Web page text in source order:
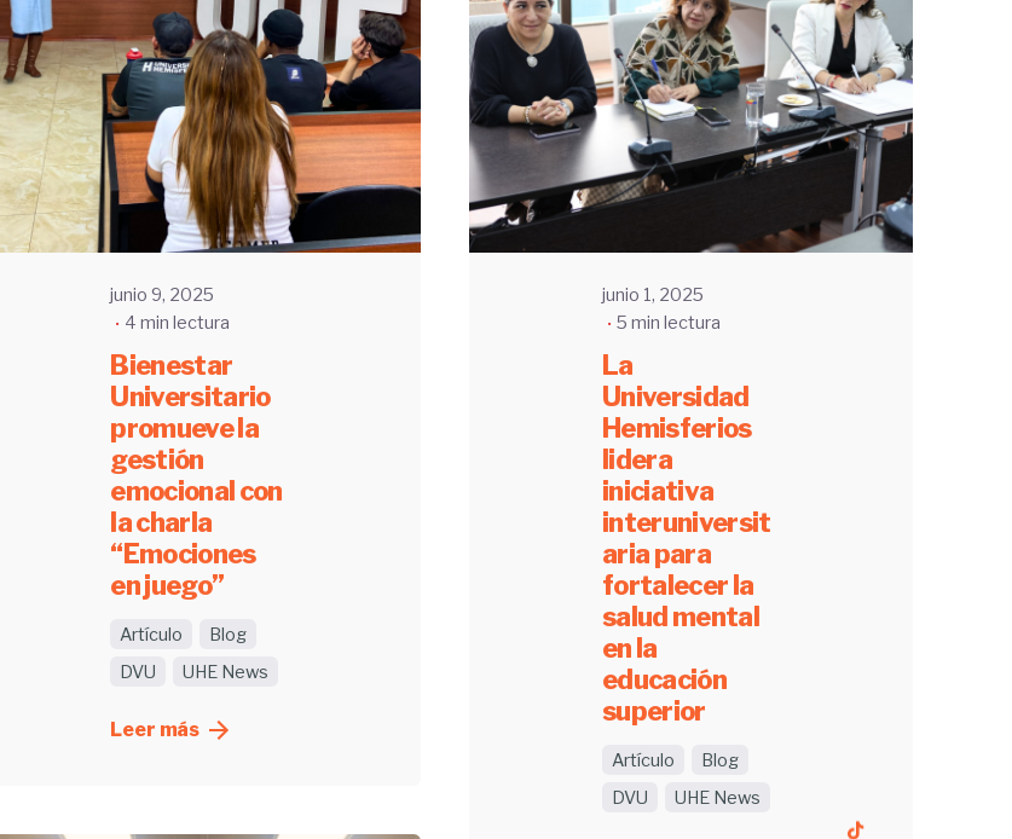
Enviado
por
UHE
junio 9, 2025
4 min lectura
Bienestar
Universitario
promueve la
gestión
emocional con
la charla
“Emociones
en juego”
Artículo
Blog
DVU
UHE News
Leer más
Enviado
por
UHE
junio 1, 2025
5 min lectura
La
Universidad
Hemisferios
lidera
iniciativa
interuniversit
aria para
fortalecer la
salud mental
en la
educación
superior
Artículo
Blog
DVU
UHE News